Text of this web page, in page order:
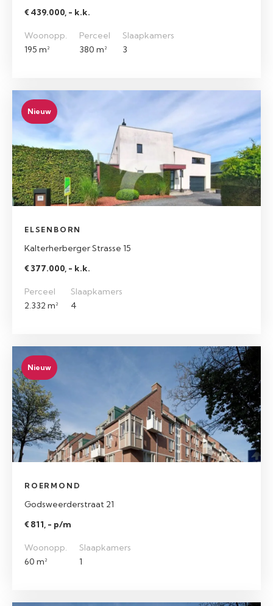
€ 439.000, - k.k.
Woonopp.
195 m²
Perceel
380 m²
Slaapkamers
3
Nieuw
ELSENBORN
Kalterherberger Strasse 15
€ 377.000, - k.k.
Perceel
2.332 m²
Slaapkamers
4
Nieuw
ROERMOND
Godsweerderstraat 21
€ 811, - p/m
Woonopp.
60 m²
Slaapkamers
1